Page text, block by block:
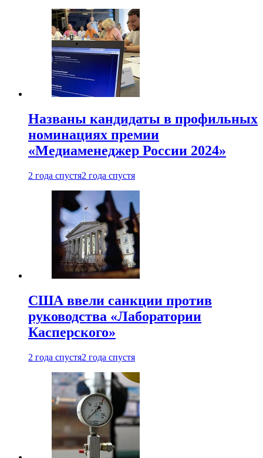
Названы кандидаты в профильных
номинациях премии
«Медиаменеджер России 2024»
2 года спустя2 года спустя
США ввели санкции против
руководства «Лаборатории
Касперского»
2 года спустя2 года спустя